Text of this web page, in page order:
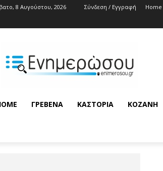
8 Αυγούστου, 2026 Σύνδεση / Εγγραφή Home
ΓΡΕΒΕΝΆ ΚΑΣΤΟΡΙΆ ΚΟΖΆΝΗ